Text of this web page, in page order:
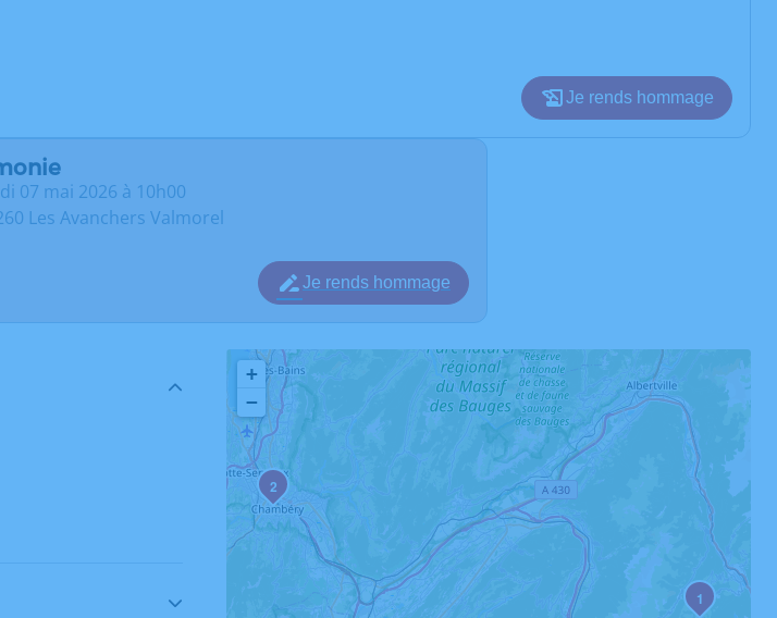
Je rends hommage
07 mai 2026 à 10h00
Les Avanchers Valmorel
Je rends hommage
1
2
+
−